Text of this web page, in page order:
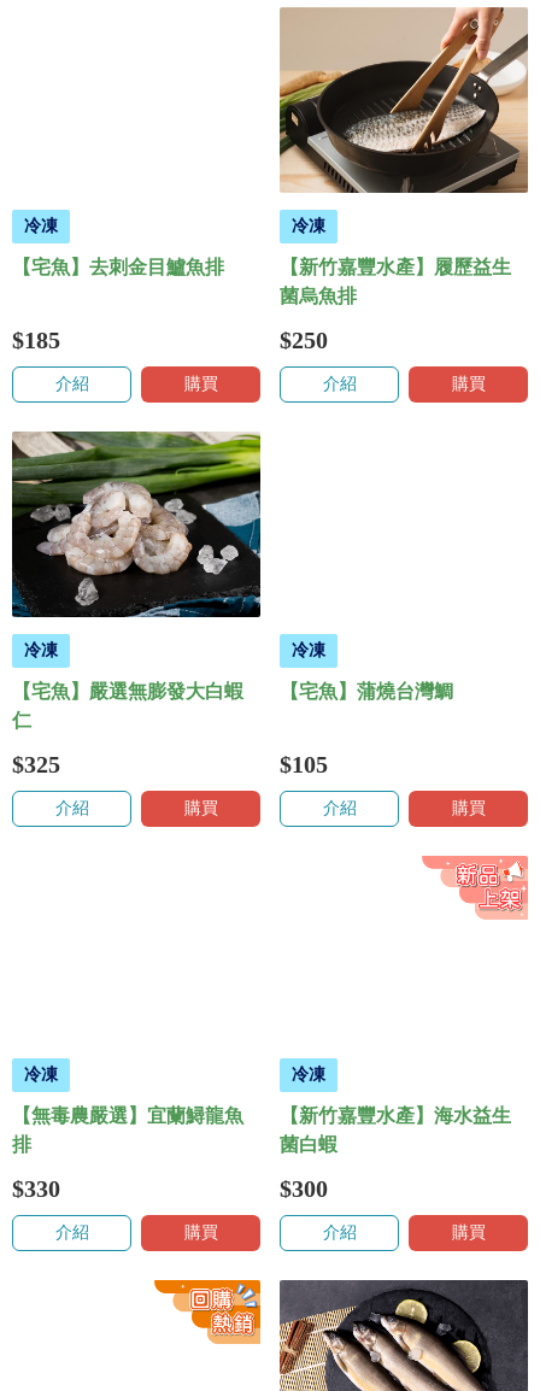
冷凍
【宅魚】去刺金目鱸魚排
$185
介紹 購買
冷凍
【新竹嘉豐水產】履歷益生
菌烏魚排
$250
介紹 購買
冷凍
【宅魚】嚴選無膨發大白蝦
仁
$325
介紹 購買
冷凍
【宅魚】蒲燒台灣鯛
$105
介紹 購買
冷凍
【無毒農嚴選】宜蘭鱘龍魚
排
$330
介紹 購買
冷凍
【新竹嘉豐水產】海水益生
菌白蝦
$300
介紹 購買